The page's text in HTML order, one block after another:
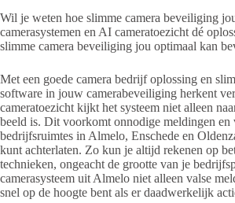
Wil je weten hoe slimme camera beveiliging
camerasystemen en AI cameratoezicht dé
slimme camera beveiliging jou optimaal kan
Met een goede camera bedrijf oplossing en
software in jouw camerabeveiliging herkent
cameratoezicht kijkt het systeem niet alleen
beeld is. Dit voorkomt onnodige meldingen en
bedrijfsruimtes in Almelo, Enschede en
kunt achterlaten. Zo kun je altijd rekenen op
technieken, ongeacht de grootte van je
camerasysteem uit Almelo niet alleen valse
snel op de hoogte bent als er daadwerkelijk